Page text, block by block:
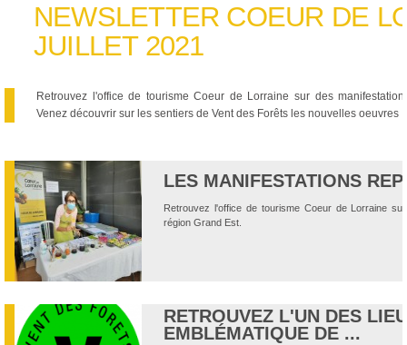
NEWSLETTER COEUR DE
JUILLET 2021
Retrouvez l'office de tourisme Coeur de Lorraine sur des
Venez découvrir sur les sentiers de Vent des Forêts les nouvelles oeuvres !
LES MANIFESTATIONS
Retrouvez l'office de tourisme Coeur de Lorraine
région Grand Est.
RETROUVEZ L'UN DES LIEU
EMBLÉMATIQUE DE ...